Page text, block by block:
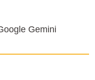
Gemini